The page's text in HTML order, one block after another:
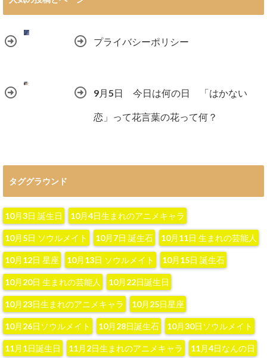
プライバシーポリシー
9月5日 今日は何の日 「はかない
恋」って花言葉の花って何？
タググラウンド
10月3日 誕生日 10月4日生まれのアニメキャラ
10月5日 ソウルメイト 10月7日 誕生石 10月11日 生まれの芸能人
10月12日 星座 10月13日 ソウルメイト 10月15日 誕生石
10月20日 生まれの芸能人 10月22日誕生日
10月23日生まれのアニメキャラ 10月25日星座
10月26日ソウルメイト 10月28日誕生石 10月30日ソウルメイト
11月1日誕生日 11月2日生まれのアニメキャラ 11月4日なんの日